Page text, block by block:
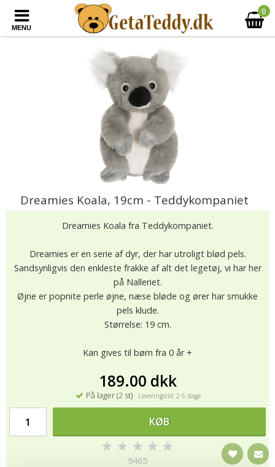
MENU
0
Dreamies Koala, 19cm - Teddykompaniet
Dreamies Koala fra Teddykompaniet.
Dreamies er en serie af dyr, der har utroligt blød pels.
Sandsynligvis den enkleste frakke af alt det legetøj, vi har her
på Nalleriet.
Øjne er popnite perle øjne, næse bløde og ører har smukke
pels klude.
Størrelse: 19 cm.
Kan gives til børn fra 0 år +
189.00 dkk
På lager (2 st) Leveringstid: 2-5 dage
KØB
★ ★ ★ ★ ★
9465